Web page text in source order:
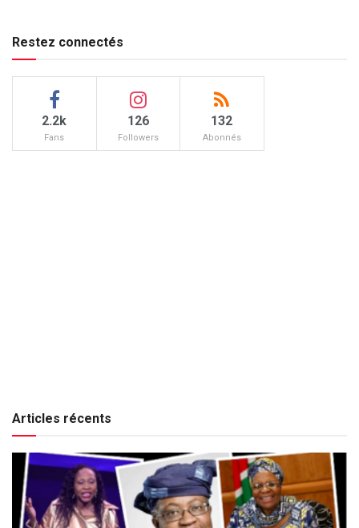
Restez connectés
2.2k
Fans
126
Followers
132
Abonnés
Articles récents